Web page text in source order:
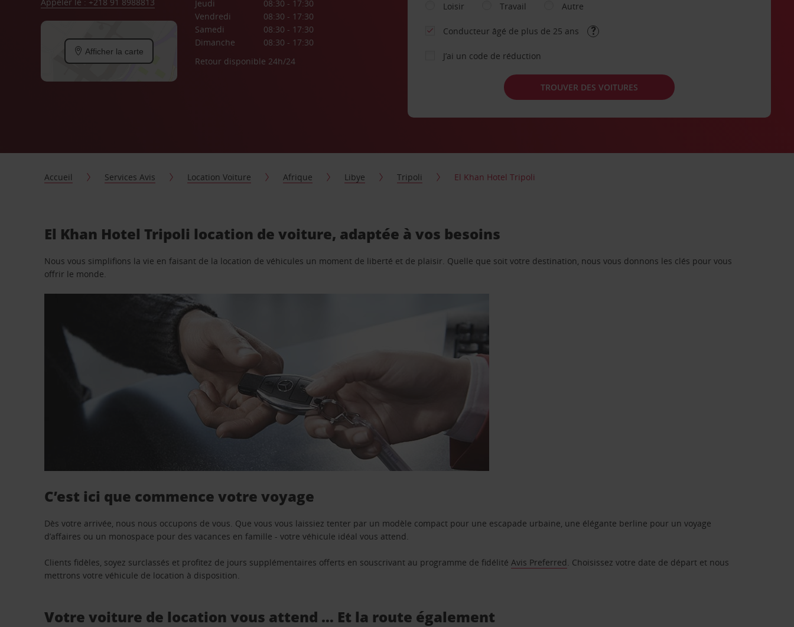
Afficher la carte
Jeudi
08:30 - 17:30
Vendredi
08:30 - 17:30
Samedi
08:30 - 17:30
Dimanche
08:30 - 17:30
Retour disponible 24h/24
Loisir
Travail Autre
Conducteur âgé de plus de 25 ans
J’ai un code de réduction
TROUVER DES VOITURES
Accueil Services Avis Location Voiture Afrique Libye Tripoli El Khan Hotel Tripoli
El Khan Hotel Tripoli location de voiture, adaptée à vos besoins
Nous vous simplifions la vie en faisant de la location de véhicules un moment de liberté et de plaisir. Quelle que soit votre destination, nous vous donnons les clés pour vous
offrir le monde.
C’est ici que commence votre voyage
Dès votre arrivée, nous nous occupons de vous. Que vous vous laissiez tenter par un modèle compact pour une escapade urbaine, une élégante berline pour un voyage
d’affaires ou un monospace pour des vacances en famille - votre véhicule idéal vous attend.
Clients fidèles, soyez surclassés et profitez de jours supplémentaires offerts en souscrivant au programme de fidélitéAvis Preferred. Choisissez votre date de départ et nous
mettrons votre véhicule de location à disposition.
Votre voiture de location vous attend … Et la route également